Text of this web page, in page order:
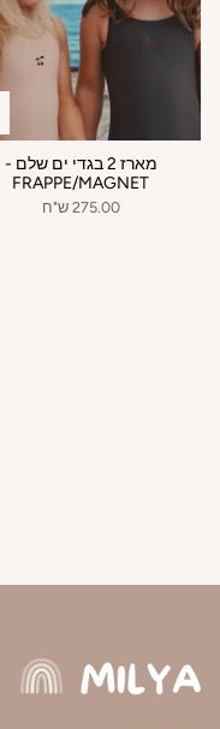
מארז 2 בגדי ים שלם -
FRAPPE/MAGNET
275.00 ש"ח